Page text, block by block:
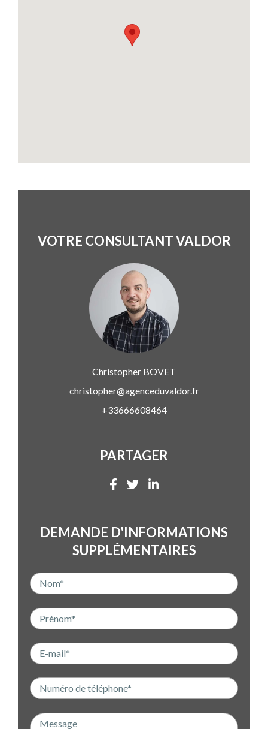
VOTRE CONSULTANT VALDOR
Christopher BOVET
christopher@agenceduvaldor.fr
+33666608464
PARTAGER
DEMANDE D'INFORMATIONS
SUPPLÉMENTAIRES